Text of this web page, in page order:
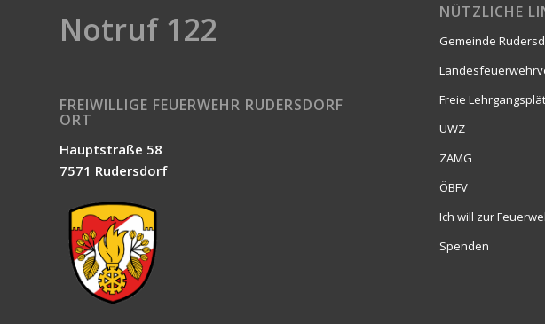
Notruf 122
FREIWILLIGE FEUERWEHR RUDERSDORF
ORT
Hauptstraße 58
7571 Rudersdorf
NÜTZLICHE
Gemeinde
Freie
UWZ
ZAMG
ÖBFV
Ich will zur
Spenden